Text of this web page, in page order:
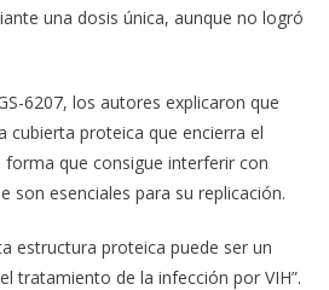
una dosis única, aunque no logró
6207, los autores explicaron que
cubierta proteica que encierra el
forma que consigue interferir con
son esenciales para su replicación.
estructura proteica puede ser un
tratamiento de la infección por VIH”.